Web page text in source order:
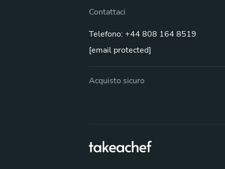
Contattaci
Telefono: +44 808 164 8519
[email protected]
Acquisto sicuro